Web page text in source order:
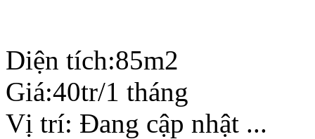
Diện tích:85m2
Giá:40tr/1 tháng
Vị trí: Đang cập nhật ...